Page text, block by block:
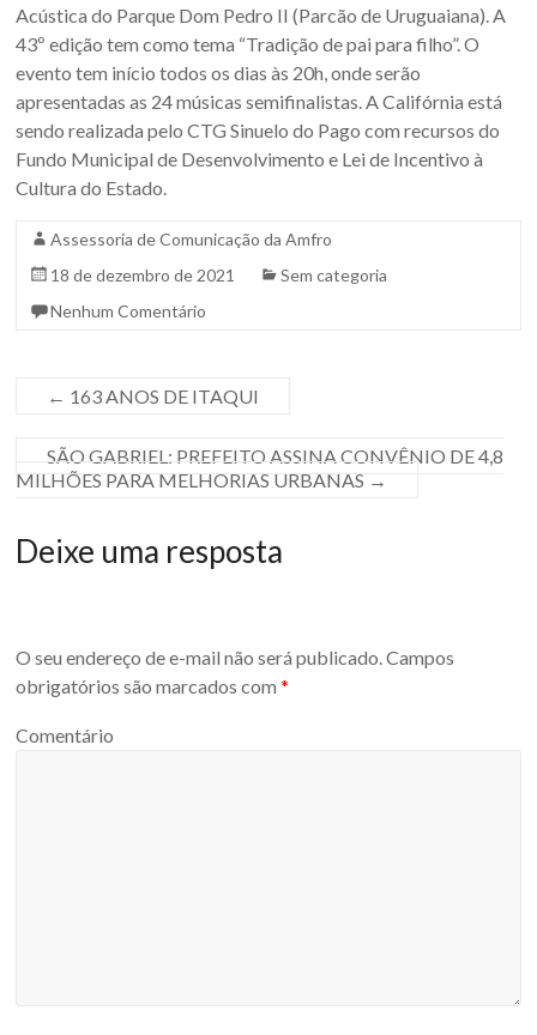
Acústica do Parque Dom Pedro II (Parcão de Uruguaiana). A
43º edição tem como tema “Tradição de pai para filho”. O
evento tem início todos os dias às 20h, onde serão
apresentadas as 24 músicas semifinalistas. A Califórnia está
sendo realizada pelo CTG Sinuelo do Pago com recursos do
Fundo Municipal de Desenvolvimento e Lei de Incentivo à
Cultura do Estado.
Assessoria de Comunicação da Amfro
18 de dezembro de 2021
Sem categoria
Nenhum Comentário
← 163 ANOS DE ITAQUI
SÃO GABRIEL: PREFEITO ASSINA CONVÊNIO DE 4,8
MILHÕES PARA MELHORIAS URBANAS →
Deixe uma resposta
O seu endereço de e-mail não será publicado. Campos
obrigatórios são marcados com*
Comentário